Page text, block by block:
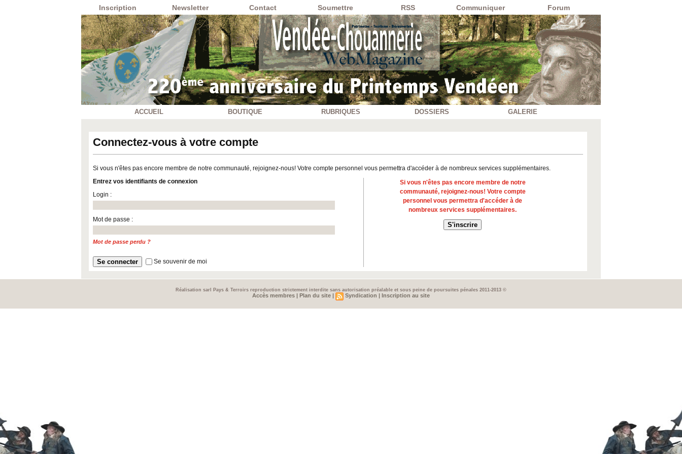
Inscription Newsletter Contact Soumettre RSS Communiquer Forum
ACCUEIL BOUTIQUE RUBRIQUES DOSSIERS GALERIE
Connectez-vous à votre compte
Si vous n'êtes pas encore membre de notre communauté, rejoignez-nous! Votre compte personnel vous permettra d'accéder à de nombreux services supplémentaires.
Entrez vos identifiants de connexion
Login :
Mot de passe :
Mot de passe perdu ?
Se souvenir de moi
Si vous n'êtes pas encore membre de notre
communauté, rejoignez-nous! Votre compte
personnel vous permettra d'accéder à de
nombreux services supplémentaires.
Réalisation sarl Pays & Terroirs reproduction strictement interdite sans autorisation préalable et sous peine de poursuites pénales 2011-2013 ©
Accès membres | Plan du site | Syndication | Inscription au site